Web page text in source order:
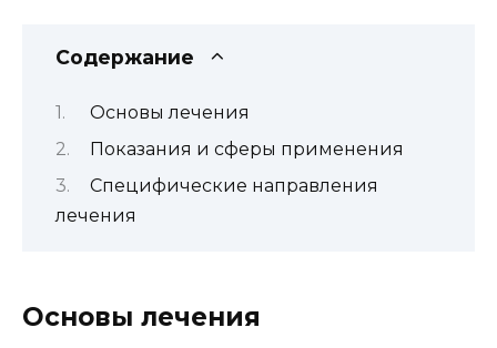
Содержание
Основы лечения
Показания и сферы применения
Специфические направления
лечения
Основы лечения